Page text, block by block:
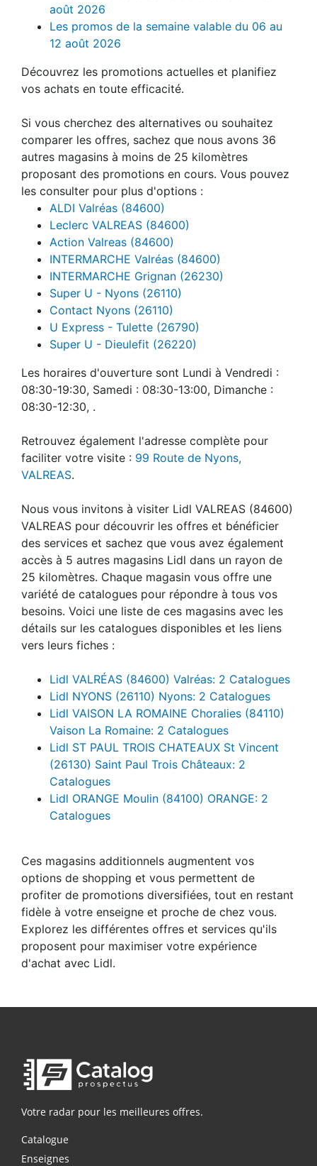
août 2026
Les promos de la semaine valable du 06 au
12 août 2026
Découvrez les promotions actuelles et planifiez
vos achats en toute efficacité.
Si vous cherchez des alternatives ou souhaitez
comparer les offres, sachez que nous avons 36
autres magasins à moins de 25 kilomètres
proposant des promotions en cours. Vous pouvez
les consulter pour plus d'options :
ALDI Valréas (84600)
Leclerc VALREAS (84600)
Action Valreas (84600)
INTERMARCHE Valréas (84600)
INTERMARCHE Grignan (26230)
Super U - Nyons (26110)
Contact Nyons (26110)
U Express - Tulette (26790)
Super U - Dieulefit (26220)
Les horaires d'ouverture sont Lundi à Vendredi :
08:30-19:30, Samedi : 08:30-13:00, Dimanche :
08:30-12:30, .
Retrouvez également l'adresse complète pour
faciliter votre visite : 99 Route de Nyons,
VALREAS.
Nous vous invitons à visiter Lidl VALREAS (84600)
VALREAS pour découvrir les offres et bénéficier
des services et sachez que vous avez également
accès à 5 autres magasins Lidl dans un rayon de
25 kilomètres. Chaque magasin vous offre une
variété de catalogues pour répondre à tous vos
besoins. Voici une liste de ces magasins avec les
détails sur les catalogues disponibles et les liens
vers leurs fiches :
Lidl VALRÉAS (84600) Valréas: 2 Catalogues
Lidl NYONS (26110) Nyons: 2 Catalogues
Lidl VAISON LA ROMAINE Choralies (84110)
Vaison La Romaine: 2 Catalogues
Lidl ST PAUL TROIS CHATEAUX St Vincent
(26130) Saint Paul Trois Châteaux: 2
Catalogues
Lidl ORANGE Moulin (84100) ORANGE: 2
Catalogues
Ces magasins additionnels augmentent vos
options de shopping et vous permettent de
profiter de promotions diversifiées, tout en restant
fidèle à votre enseigne et proche de chez vous.
Explorez les différentes offres et services qu'ils
proposent pour maximiser votre expérience
d'achat avec Lidl.
Votre radar pour les meilleures offres.
Catalogue
Enseignes